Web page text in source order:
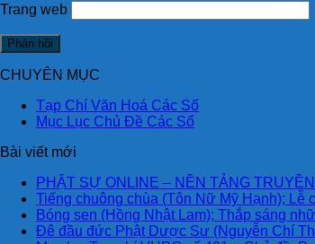
Trang web
CHUYÊN MỤC
Tạp Chí Văn Hoá Các Số
Mục Lục Chủ Đề Các Số
Bài viết mới
PHẬT SỰ ONLINE – NỀN TẢNG
Tiếng chuông chùa (Tôn Nữ Mỹ Hạnh); Lễ
Bóng sen (Hồng Nhật Lam); Thắp sáng
Đê đầu đức Phật Dược Sư (Nguyễn Chí